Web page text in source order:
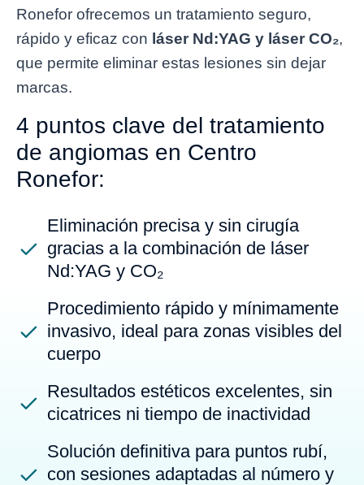
Ronefor ofrecemos un tratamiento seguro,
rápido y eficaz con láser Nd:YAG y láser CO₂,
que permite eliminar estas lesiones sin dejar
marcas.
4 puntos clave del tratamiento
de angiomas en Centro
Ronefor:
Eliminación precisa y sin cirugía
gracias a la combinación de láser
Nd:YAG y CO₂
Procedimiento rápido y mínimamente
invasivo, ideal para zonas visibles del
cuerpo
Resultados estéticos excelentes, sin
cicatrices ni tiempo de inactividad
Solución definitiva para puntos rubí,
con sesiones adaptadas al número y